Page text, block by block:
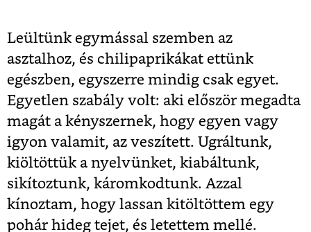
Leültünk egymással szemben az
asztalhoz, és chilipaprikákat ettünk
egészben, egyszerre mindig csak egyet.
Egyetlen szabály volt: aki először megadta
magát a kényszernek, hogy egyen vagy
igyon valamit, az veszített. Ugráltunk,
kiöltöttük a nyelvünket, kiabáltunk,
sikítoztunk, káromkodtunk. Azzal
kínoztam, hogy lassan kitöltöttem egy
pohár hideg tejet, és letettem mellé.